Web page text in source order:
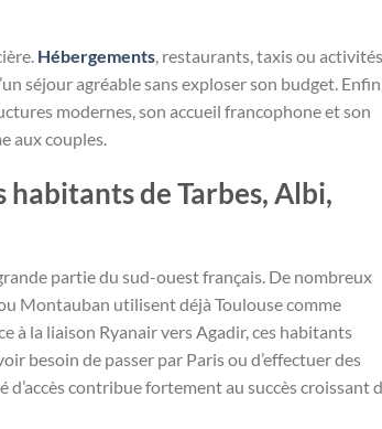
Hébergements, restaurants, taxis ou activités
séjour agréable sans exploser son budget.
modernes, son accueil francophone et son
aux couples.
de Tarbes, Albi,
partie du sud-ouest français. De nombreux
Montauban utilisent déjà Toulouse comme
à la liaison Ryanair vers Agadir, ces habitants
besoin de passer par Paris ou d’effectuer des
contribue fortement au succès croissant